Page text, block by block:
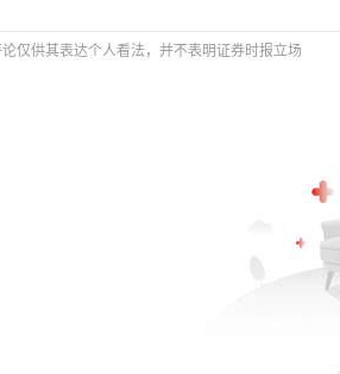
仅供其表达个人看法，并不表明证券时报立场